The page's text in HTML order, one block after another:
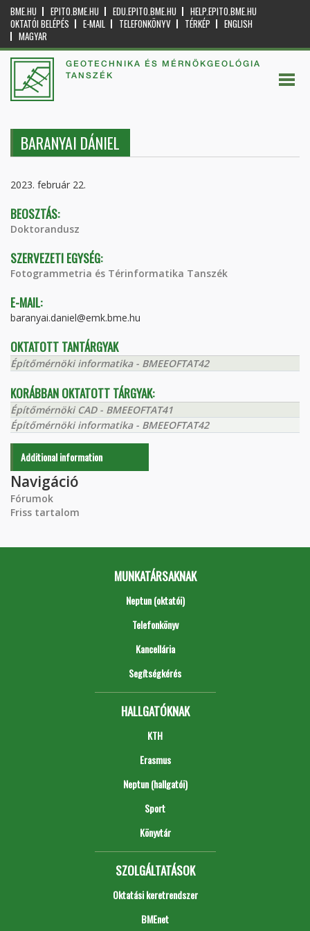
BME.HU EPITO.BME.HU EDU.EPITO.BME.HU
HELP.EPITO.BME.HU
OKTATÓI BELÉPÉS
E-MAIL TELEFONKÖNYV TÉRKÉP
ENGLISH
MAGYAR
GEOTECHNIKA ÉS MÉRNÖKGEOLÓGIA
TANSZÉK
BARANYAI DÁNIEL
2023. február 22.
BEOSZTÁS:
Doktorandusz
SZERVEZETI EGYSÉG:
Fotogrammetria és Térinformatika Tanszék
E-MAIL:
baranyai.daniel@emk.bme.hu
OKTATOTT TANTÁRGYAK
Építőmérnöki informatika - BMEEOFTAT42
KORÁBBAN OKTATOTT TÁRGYAK:
Építőmérnöki CAD - BMEEOFTAT41
Építőmérnöki informatika - BMEEOFTAT42
Additional information
Navigáció
Fórumok
Friss tartalom
MUNKATÁRSAKNAK
Neptun (oktatói)
Telefonkönyv
Kancellária
Segítségkérés
HALLGATÓKNAK
KTH
Erasmus
Neptun (hallgatói)
Sport
Könyvtár
SZOLGÁLTATÁSOK
Oktatási keretrendszer
BMEnet